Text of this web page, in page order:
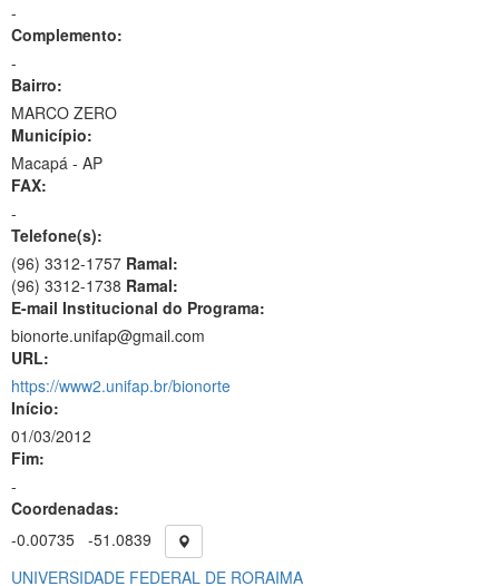
-
Complemento:
-
Bairro:
MARCO ZERO
Município:
Macapá - AP
FAX:
-
Telefone(s):
(96) 3312-1757 Ramal:
(96) 3312-1738 Ramal:
E-mail Institucional do Programa:
bionorte.unifap@gmail.com
URL:
https://www2.unifap.br/bionorte
Início:
01/03/2012
Fim:
-
Coordenadas:
-0.00735 -51.0839
UNIVERSIDADE FEDERAL DE RORAIMA